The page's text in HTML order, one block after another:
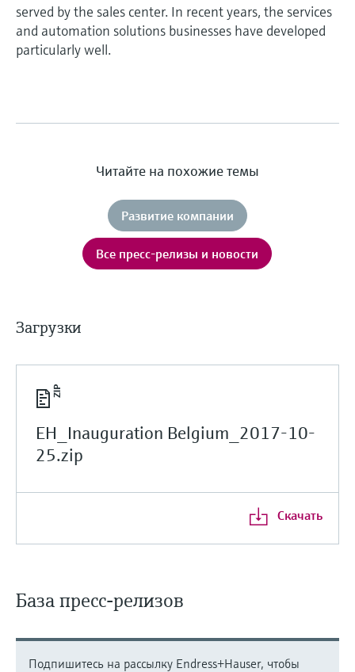
served by the sales center. In recent years, the services
and automation solutions businesses have developed
particularly well.
Читайте на похожие темы
Развитие компании
Все пресс-релизы и новости
Загрузки
EH_Inauguration Belgium_2017-10-
25.zip
Скачать
База пресс-релизов
Подпишитесь на рассылку Endress+Hauser, чтобы